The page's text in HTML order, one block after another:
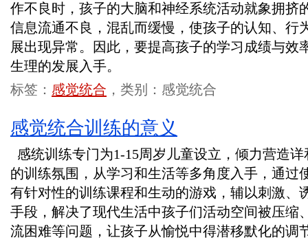
作不良时，孩子的大脑和神经系统活动就象拥挤
信息流通不良，混乱而缓慢，使孩子的认知、行
展出现异常。因此，要提高孩子的学习成绩与效
生理的发展入手。
标签： 感觉统合 ，类别：感觉统合
感觉统合训练的意义
感统训练专门为1-15周岁儿童设立，倾力营造
的训练氛围，从学习和生活等多角度入手，通过
有针对性的训练课程和生动的游戏，辅以刺激、
手段，解决了现代生活中孩子们活动空间被压缩
流困难等问题，让孩子从愉悦中得潜移默化的调